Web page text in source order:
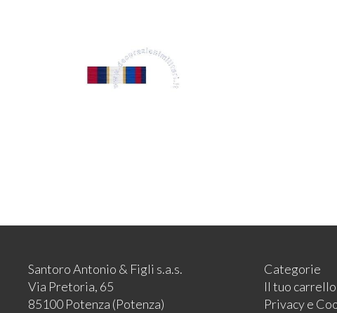
Santoro Antonio & Figli s.a.s.
Via Pretoria, 65
85100 Potenza (Potenza)
Categorie
Il tuo carrello
Privacy e